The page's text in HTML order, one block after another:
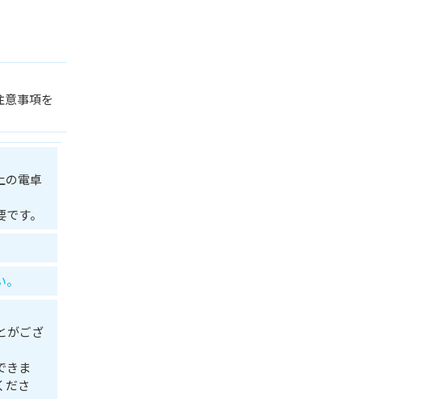
事項を
の電卓
す。
がござ
きま
ださ